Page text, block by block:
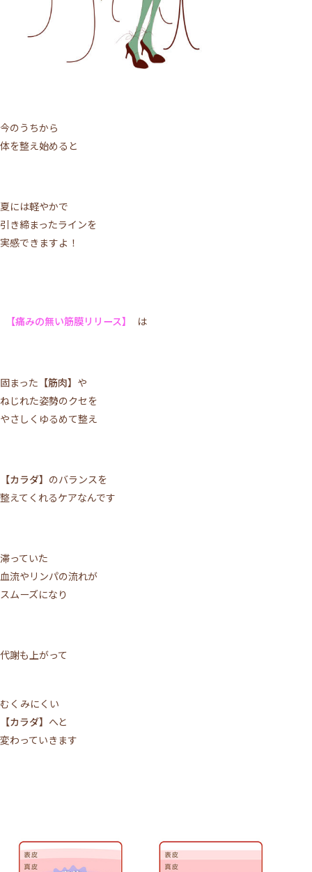
今のうちから
体を整え始めると
夏には軽やかで
引き締まったラインを
実感できますよ！
【痛みの無い筋膜リリース】 は
固まった 【筋肉】 や
ねじれた姿勢のクセを
やさしくゆるめて整え
【カラダ】 のバランスを
整えてくれるケアなんです
滞っていた
血流やリンパの流れが
スムーズになり
代謝も上がって
むくみにくい
【カラダ】 へと
変わっていきます